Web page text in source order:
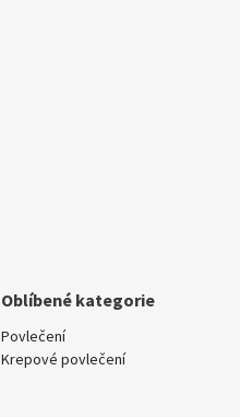
Oblíbené kategorie
Povlečení
Krepové povlečení